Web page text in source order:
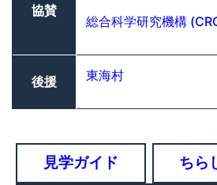
協賛
総合科学研究機構
後援 東海村
見学ガイド ちら